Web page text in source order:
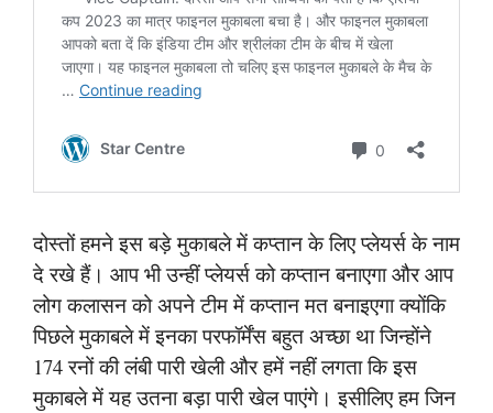
दोस्तों हमने इस बड़े मुकाबले में कप्तान के लिए प्लेयर्स के नाम
दे रखे हैं। आप भी उन्हीं प्लेयर्स को कप्तान बनाएगा और आप
लोग कलासन को अपने टीम में कप्तान मत बनाइएगा क्योंकि
पिछले मुकाबले में इनका परफॉर्मेंस बहुत अच्छा था जिन्होंने
174 रनों की लंबी पारी खेली और हमें नहीं लगता कि इस
मुकाबले में यह उतना बड़ा पारी खेल पाएंगे। इसीलिए हम जिन